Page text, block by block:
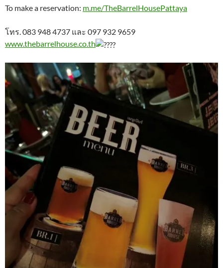
To make a reservation: m.me/TheBarrelHousePattaya
โทร. 083 948 4737 และ 097 932 9659
www.thebarrelhouse.co.th